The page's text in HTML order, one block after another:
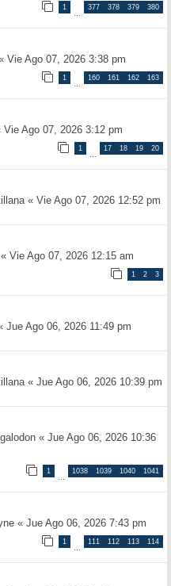
1
…
377 378 379 380
Vie Ago 07, 2026 3:38 pm
1
…
160 161 162 163
Vie Ago 07, 2026 3:12 pm
1
…
17 18 19 20
« Vie Ago 07, 2026 12:52 pm
Vie Ago 07, 2026 12:15 am
1 2 3
Jue Ago 06, 2026 11:49 pm
« Jue Ago 06, 2026 10:39 pm
« Jue Ago 06, 2026 10:36
1
…
1038 1039 1040 1041
« Jue Ago 06, 2026 7:43 pm
1
…
111 112 113 114